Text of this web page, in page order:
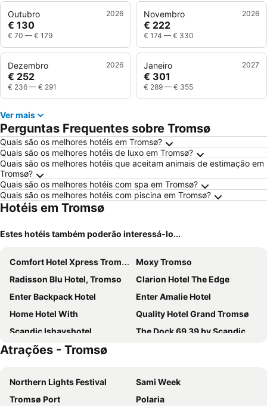
Outubro 2026
€ 130
€ 70 — € 179
Novembro 2026
€ 222
€ 174 — € 330
Dezembro 2026
€ 252
€ 236 — € 291
Janeiro 2027
€ 301
€ 289 — € 355
Ver mais
Perguntas Frequentes sobre Tromsø
Quais são os melhores hotéis em Tromsø?
Quais são os melhores hotéis de luxo em Tromsø?
Quais são os melhores hotéis que aceitam animais de estimação em
Tromsø?
Quais são os melhores hotéis com spa em Tromsø?
Quais são os melhores hotéis com piscina em Tromsø?
Hotéis em Tromsø
Estes hotéis também poderão interessá-lo...
Comfort Hotel Xpress Tromsø
Moxy Tromso
Radisson Blu Hotel, Tromso
Clarion Hotel The Edge
Enter Backpack Hotel
Enter Amalie Hotel
Home Hotel With
Quality Hotel Grand Tromsø
Scandic Ishavshotel
The Dock 69 39 by Scandic
Smarthotel Tromsø
Enter City Hotel
Ami Hotel
Thon Hotel Tromsø
Enter Skansen Hotel
Atrações - Tromsø
Northern Lights Festival
Sami Week
Tromsø Port
Polaria